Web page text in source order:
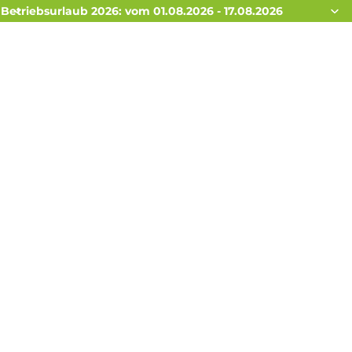
Betriebsurlaub 2026: vom 01.08.2026 - 17.08.2026